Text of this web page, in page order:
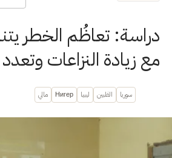
دراسة: تعاظُم الخطر
مع زيادة النزاعات
سوريا الفلبين ليبيا Нигер مالي